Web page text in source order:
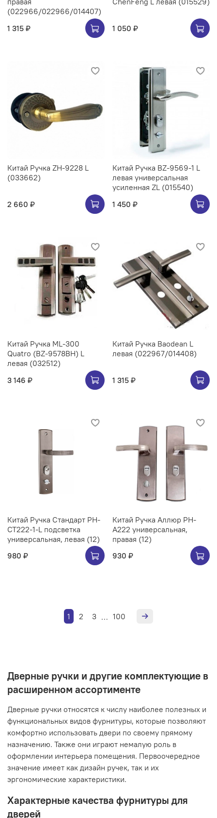
(022966/022966/014407)
1 315 ₽
1 050 ₽
Китай Ручка ZH-9228 L
(033662)
2 660 ₽
Китай Ручка BZ-9569-1 L
левая универсальная
усиленная ZL (015540)
1 450 ₽
Китай Ручка ML-300
Quatro (BZ-9578BH) L
левая (032512)
3 146 ₽
Китай Ручка Baodean L
левая (022967/014408)
1 315 ₽
Китай Ручка Стандарт РН-
СТ222-1-L подсветка
универсальная, левая (12)
980 ₽
Китай Ручка Аллюр РН-
А222 универсальная,
правая (12)
930 ₽
1 2 3 … 100
Дверные ручки и другие комплектующие в
расширенном ассортименте
Дверные ручки относятся к числу наиболее полезных и
функциональных видов фурнитуры, которые позволяют
комфортно использовать двери по своему прямому
назначению. Также они играют немалую роль в
оформлении интерьера помещения. Первоочередное
значение имеет как дизайн ручек, так и их
эргономические характеристики.
Характерные качества фурнитуры для
дверей